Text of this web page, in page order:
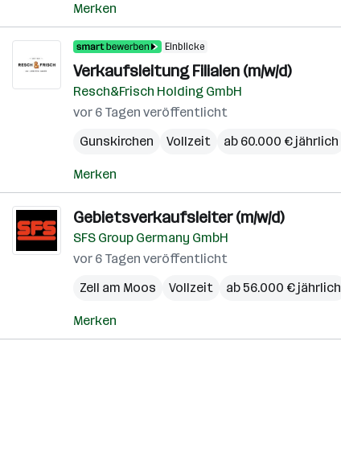
Merken
Einblicke
Verkaufsleitung Filialen (m/w/d)
Resch&Frisch Holding GmbH
vor 6 Tagen veröffentlicht
Gunskirchen
Vollzeit ab 60.000 € jährlich
Merken
Gebietsverkaufsleiter (m/w/d)
SFS Group Germany GmbH
vor 6 Tagen veröffentlicht
Zell am Moos
Vollzeit ab 56.000 € jährlich
Merken